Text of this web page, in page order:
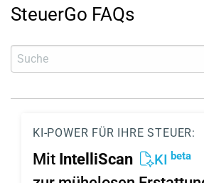
SteuerGo FAQs
KI-POWER FÜR IHRE STEUER:
Mit IntelliScan KI beta